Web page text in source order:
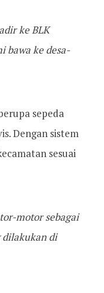
ke BLK
bawa ke desa-
sepeda
Dengan sistem
sesuai
motor sebagai
dilakukan di